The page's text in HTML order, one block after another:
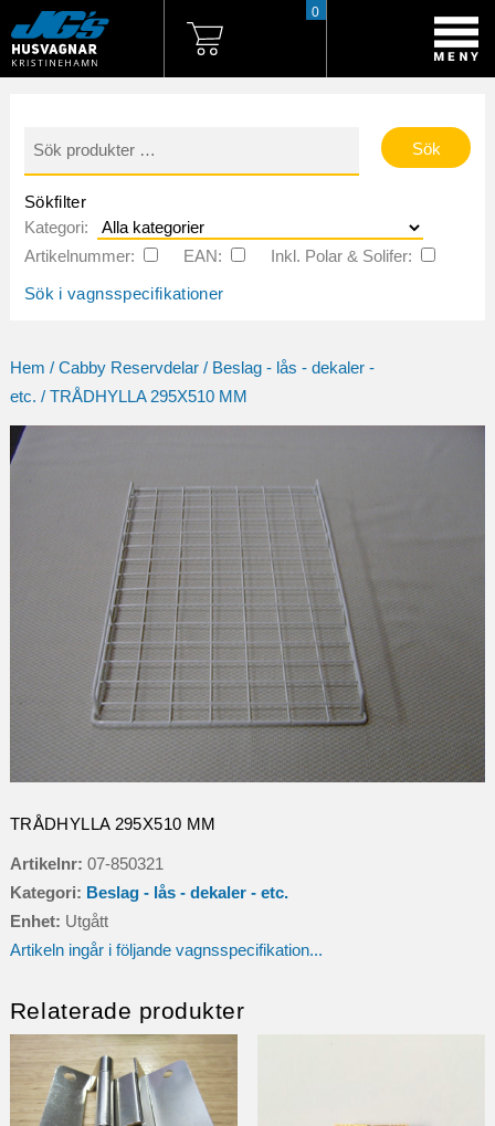
0
efter:
Sökfilter
Kategori:
Artikelnummer:
EAN:
Inkl. Polar & Solifer:
Sök i vagnsspecifikationer
Hem / Cabby Reservdelar/ Beslag - lås - dekaler -
etc. / TRÅDHYLLA 295X510 MM
TRÅDHYLLA 295X510 MM
Artikelnr: 07-850321
Kategori: Beslag - lås - dekaler - etc.
Enhet: Utgått
Artikeln ingår i följande vagnsspecifikation...
Relaterade produkter